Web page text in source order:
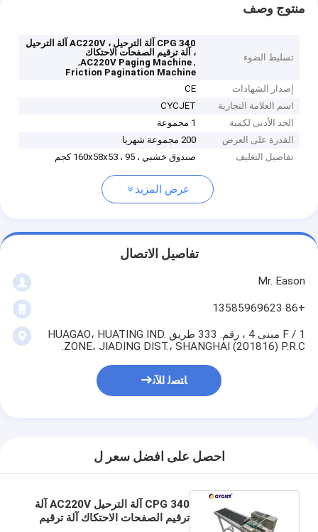
منتوج وصف
تسليط الضوء
CPG 340 آلة الترحيل ، AC220V آلة الترحيل
، آلة ترقيم الصفحات الاحتكاك
,
AC220V Paging Machine
,
Friction Pagination Machine
إصدار الشهادات
CE
اسم العلامة التجارية
CYCJET
الحد الأدنى لكمية
1 مجموعة
القدرة على العرض
200 مجموعة شهريا
تفاصيل التغليف
صندوق خشبي ، 160x58x53 ، 95 كجم
عرض المزيد
تفاصيل الاتصال
Mr. Eason
+86 13585969623
1 / F مبنى 4 ، رقم. 333 طريق HUAGAO، HUATING IND.
ZONE، JIADING DIST.، SHANGHAI (201816) P.R.C.
ﺎﺘﺼﻟ ﺍﻶﻧ
احصل على افضل سعر ل
CPG 340 آلة الترحيل AC220V آلة
ترقيم الصفحات الاحتكاك آلة ترقيم